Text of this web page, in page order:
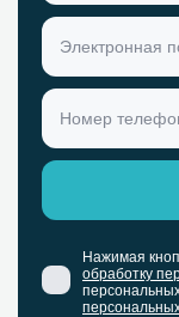
Нажимая
обработку